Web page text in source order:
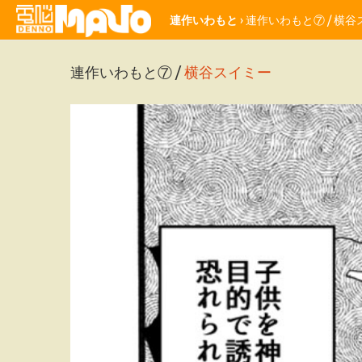
連作いわもと › 連作いわもと⑦ /横谷
連作いわもと⑦ / 横谷スイミー